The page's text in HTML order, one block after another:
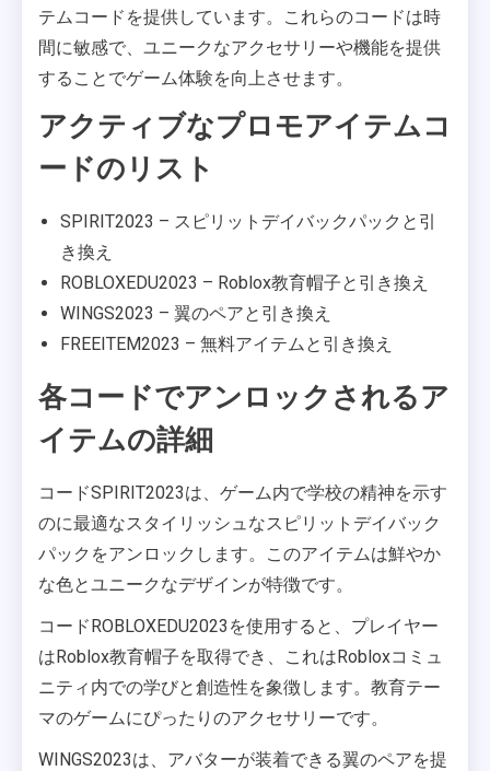
テムコードを提供しています。これらのコードは時
間に敏感で、ユニークなアクセサリーや機能を提供
することでゲーム体験を向上させます。
アクティブなプロモアイテムコ
ードのリスト
SPIRIT2023 – スピリットデイバックパックと引
き換え
ROBLOXEDU2023 – Roblox教育帽子と引き換え
WINGS2023 – 翼のペアと引き換え
FREEITEM2023 – 無料アイテムと引き換え
各コードでアンロックされるア
イテムの詳細
コードSPIRIT2023は、ゲーム内で学校の精神を示す
のに最適なスタイリッシュなスピリットデイバック
パックをアンロックします。このアイテムは鮮やか
な色とユニークなデザインが特徴です。
コードROBLOXEDU2023を使用すると、プレイヤー
はRoblox教育帽子を取得でき、これはRobloxコミュ
ニティ内での学びと創造性を象徴します。教育テー
マのゲームにぴったりのアクセサリーです。
WINGS2023は、アバターが装着できる翼のペアを提